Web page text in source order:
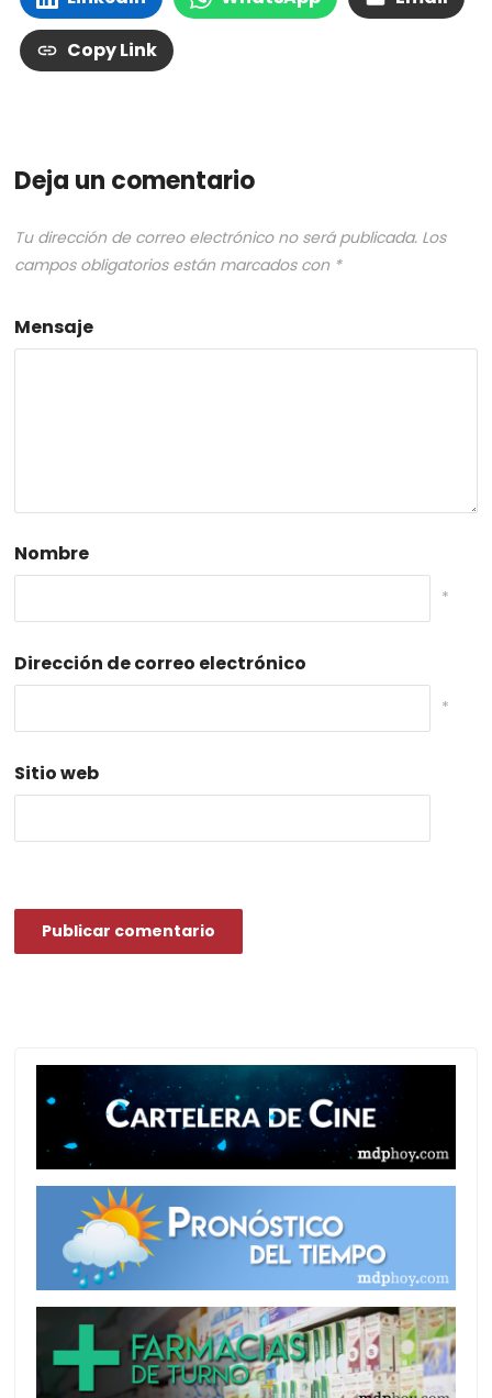
Copy Link
Deja un comentario
Tu dirección de correo electrónico no será publicada. Los
campos obligatorios están marcados con *
Mensaje
Nombre
*
Dirección de correo electrónico
*
Sitio web